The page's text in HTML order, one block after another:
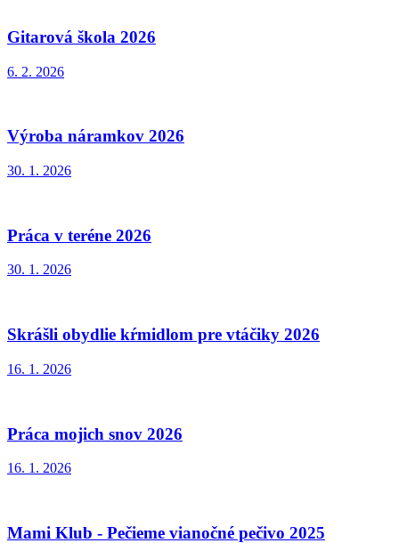
Gitarová škola 2026
6. 2. 2026
Výroba náramkov 2026
30. 1. 2026
Práca v teréne 2026
30. 1. 2026
Skrášli obydlie kŕmidlom pre vtáčiky 2026
16. 1. 2026
Práca mojich snov 2026
16. 1. 2026
Mami Klub - Pečieme vianočné pečivo 2025